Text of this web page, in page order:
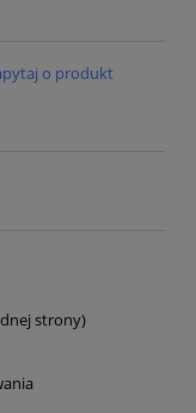
o produkt
strony)